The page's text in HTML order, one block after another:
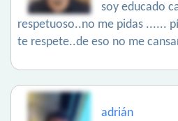
soy educado
respetuoso..no me pidas ......
te respete..de eso no me
adrián